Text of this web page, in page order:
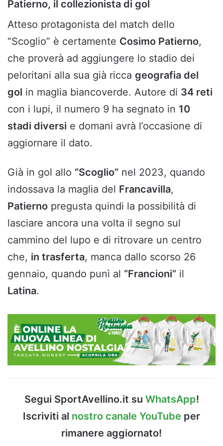
Patierno, il collezionista di gol
Atteso protagonista del match dello
“Scoglio” è certamente Cosimo Patierno,
che proverà ad aggiungere lo stadio dei
peloritani alla sua già ricca geografia del
gol in maglia biancoverde. Autore di 34 reti
con i lupi, il numero 9 ha segnato in 10
stadi diversi e domani avrà l’occasione di
aggiornare il dato.
Già in gol allo “Scoglio” nel 2023, quando
indossava la maglia del Francavilla,
Patierno pregusta quindi la possibilità di
lasciare ancora una volta il segno sul
cammino del lupo e di ritrovare un centro
che, in trasferta, manca dallo scorso 26
gennaio, quando punì al “Francioni” il
Latina.
Segui SportAvellino.it su WhatsApp!
Iscriviti al nostro canale YouTube per
rimanere aggiornato!